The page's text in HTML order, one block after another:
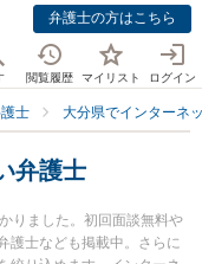
弁護士の方はこちら
閲覧履歴 マイリスト ログイン
士 大分県でインターネ
弁護士
りました。初回面談無料や
護士なども掲載中。さらに